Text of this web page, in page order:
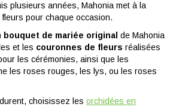
plusieurs années, Mahonia met à la
pour chaque occasion.
bouquet de mariée original de Mahonia
et les couronnes de fleurs réalisées
les cérémonies, ainsi que les
les roses rouges, les lys, ou les roses
choisissez les orchidées en